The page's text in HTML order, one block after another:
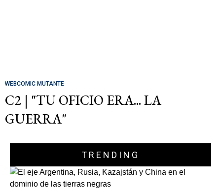
WEBCOMIC MUTANTE
C2 | "TU OFICIO ERA... LA
GUERRA"
TRENDING